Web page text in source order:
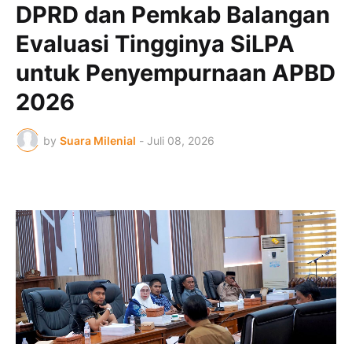
DPRD dan Pemkab Balangan
Evaluasi Tingginya SiLPA
untuk Penyempurnaan APBD
2026
by Suara Milenial - Juli 08, 2026